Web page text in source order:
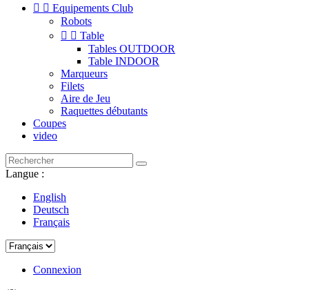
  Equipements Club
Robots
  Table
Tables OUTDOOR
Table INDOOR
Marqueurs
Filets
Aire de Jeu
Raquettes débutants
Coupes
video
Langue :
English
Deutsch
Français
Connexion